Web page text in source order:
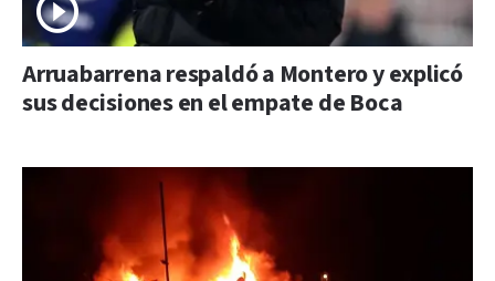
Arruabarrena respaldó a Montero y explicó
sus decisiones en el empate de Boca